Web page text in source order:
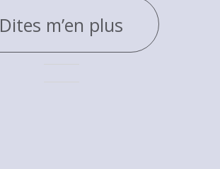
Dites m’en plus